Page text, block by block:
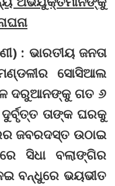
: ଭାରତୀୟ ଜନତା
ମଣ୍ଡଳୀର ସୋସିଆଲ
ଦରୁଆନଙ୍କୁ ଗତ ୬
ତାଙ୍କ ଘରକୁ
ଜବରଦସ୍ତ ଉଠାଇ
ସିଧା ବଲାଙ୍ଗିର
ବନ୍ଧୁରେ ଭୟଭୀତ